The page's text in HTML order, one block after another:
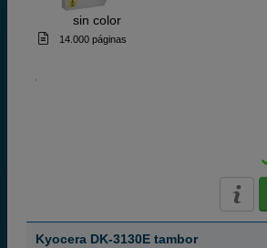
sin color
14.000 páginas
Kyocera DK-3130E tambor